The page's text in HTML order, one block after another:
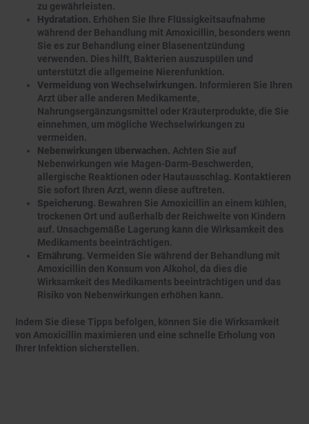
zu gewährleisten.
Hydratation. Erhöhen Sie Ihre Flüssigkeitsaufnahme
während der Behandlung mit Amoxicillin, besonders wenn
Sie es zur Behandlung einer Blasenentzündung
verwenden. Dies hilft, Bakterien auszuspülen und
unterstützt die allgemeine Nierenfunktion.
Vermeidung von Wechselwirkungen. Informieren Sie Ihren
Arzt über alle anderen Medikamente,
Nahrungsergänzungsmittel oder Kräuterprodukte, die Sie
einnehmen, um mögliche Wechselwirkungen zu
vermeiden.
Nebenwirkungen überwachen. Achten Sie auf
Nebenwirkungen wie Magen-Darm-Beschwerden,
allergische Reaktionen oder Hautausschlag. Kontaktieren
Sie sofort Ihren Arzt, wenn diese auftreten.
Speicherung. Bewahren Sie Amoxicillin an einem kühlen,
trockenen Ort und außerhalb der Reichweite von Kindern
auf. Unsachgemäße Lagerung kann die Wirksamkeit des
Medikaments beeinträchtigen.
Ernährung. Vermeiden Sie während der Behandlung mit
Amoxicillin den Konsum von Alkohol, da dies die
Wirksamkeit des Medikaments beeinträchtigen und das
Risiko von Nebenwirkungen erhöhen kann.
Indem Sie diese Tipps befolgen, können Sie die Wirksamkeit
von Amoxicillin maximieren und eine schnelle Erholung von
Ihrer Infektion sicherstellen.